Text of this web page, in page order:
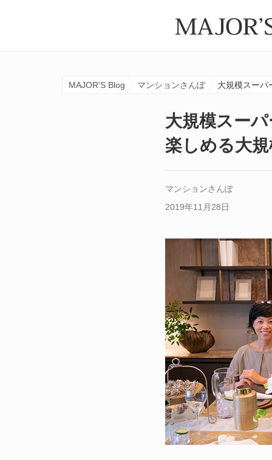
MAJOR'S Blog マンションさんぽ 大規模スーパ
大規模スー
楽しめる大
マンションさんぽ
2019年11月28日